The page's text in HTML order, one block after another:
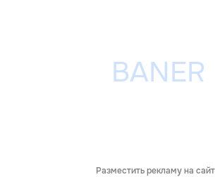
Разместить рекламу на